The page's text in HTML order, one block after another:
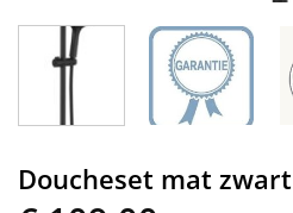
Doucheset mat zwart